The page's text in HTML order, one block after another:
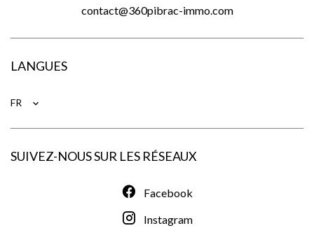
contact@360pibrac-immo.com
LANGUES
FR
SUIVEZ-NOUS SUR LES RÉSEAUX
Facebook
Instagram